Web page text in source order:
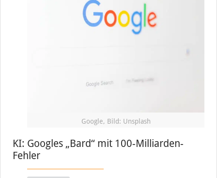
Google, Bild: Unsplash
KI: Googles „Bard“ mit 100-Milliarden-
Fehler